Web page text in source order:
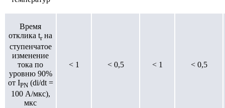
Время
отклика trна
ступенчатое
изменение
тока по
уровню 90%
от IPN(di/dt =
100 А/мкс),
мкс
< 1 < 0,5 < 1 < 0,5